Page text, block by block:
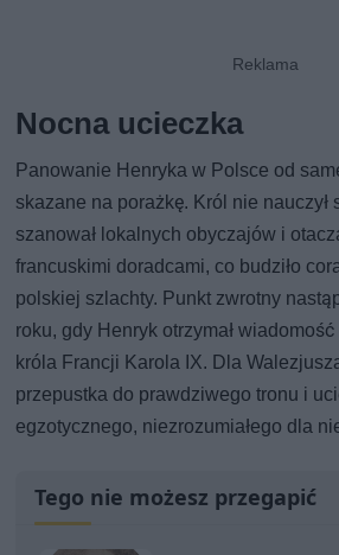
Nocna ucieczka
Panowanie Henryka w Polsce od
skazane na porażkę. Król nie nauczył
szanował lokalnych obyczajów i
francuskimi doradcami, co budziło
polskiej szlachty. Punkt zwrotny
roku, gdy Henryk otrzymał
króla Francji Karola IX. Dla
przepustka do prawdziwego tronu i
egzotycznego, niezrozumiałego dla
Tego nie możesz przegapić